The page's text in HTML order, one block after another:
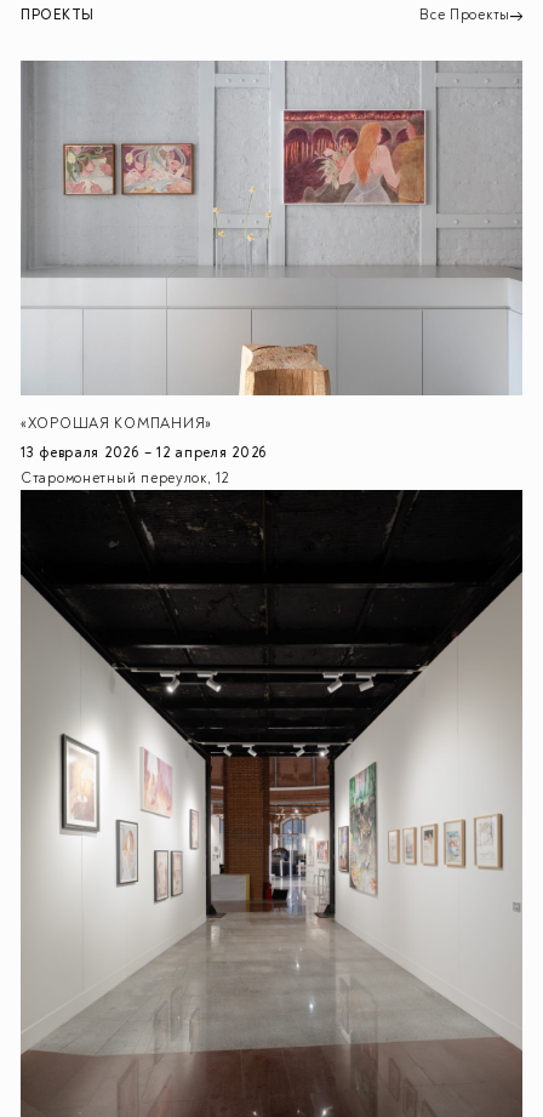
ПРОЕКТЫ Все Проекты
«ХОРОШАЯ КОМПАНИЯ»
13 февраля 2026 – 12 апреля 2026
Старомонетный переулок, 12